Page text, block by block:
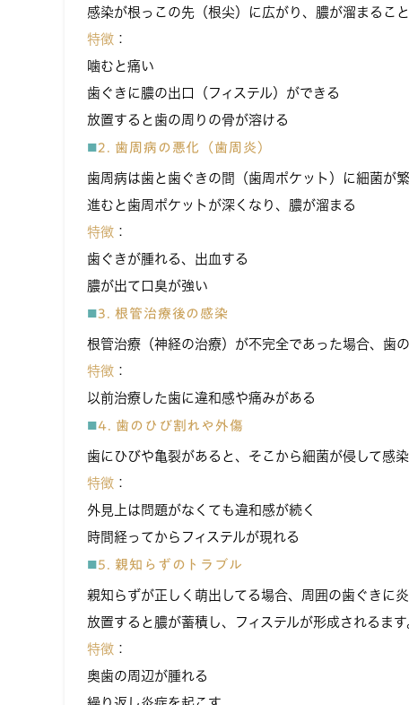
感染が根っこの先（根尖）に広がり、膿が溜まるこ
特徴 ：
噛むと痛い
歯ぐきに膿の出口（フィステル）ができる
放置すると歯の周りの骨が溶ける
2. 歯周病の悪化（歯周炎）
歯周病は歯と歯ぐきの間（歯周ポケット）に細菌が
進むと歯周ポケットが深くなり、膿が溜まる
特徴 ：
歯ぐきが腫れる、出血する
膿が出て口臭が強い
3. 根管治療後の感染
根管治療（神経の治療）が不完全であった場合、歯
特徴 ：
以前治療した歯に違和感や痛みがある
4. 歯のひび割れや外傷
歯にひびや亀裂があると、そこから細菌が侵して感染
特徴 ：
外見上は問題がなくても違和感が続く
時間経ってからフィステルが現れる
5. 親知らずのトラブル
親知らずが正しく萌出してる場合、周囲の歯ぐきに
放置すると膿が蓄積し、フィステルが形成されるます
特徴 ：
奥歯の周辺が腫れる